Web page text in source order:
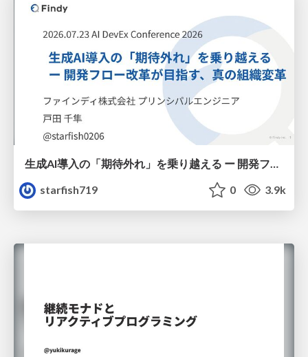
生成AI導入の「期待外れ」を乗り越える ー 開発フロー改革が目指す、真の組織変革
starfish719
0 3.9k